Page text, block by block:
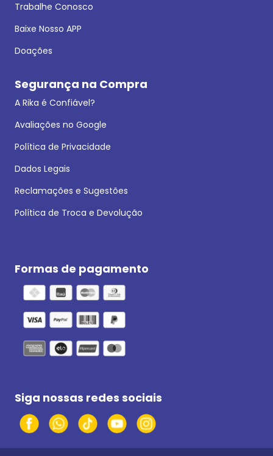
Trabalhe Conosco
Baixe Nosso APP
Doações
Segurança na Compra
A Rika é Confiável?
Avaliações no Google
Política de Privacidade
Dados Legais
Reclamações e Sugestões
Política de Troca e Devolução
Formas de pagamento
Siga nossas redes sociais